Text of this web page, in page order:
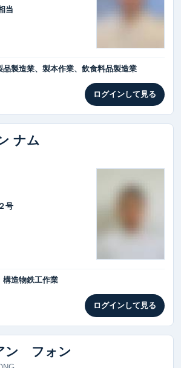
当
品製造業、製本作業、飲食料品製造業
ログインして見る
ナム
号
構造物鉄工作業
ログインして見る
ン フォン